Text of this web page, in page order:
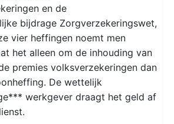
en de
bijdrage Zorgverzekeringswet,
vier heffingen noemt men
het alleen om de inhouding van
premies volksverzekeringen dan
De wettelijk
werkgever draagt het geld af